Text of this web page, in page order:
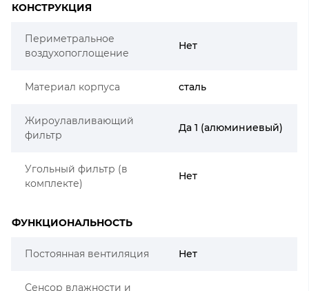
КОНСТРУКЦИЯ
Периметральное
воздухопоглощение
Нет
Материал корпуса сталь
Жироулавливающий
фильтр
Да 1 (алюминиевый)
Угольный фильтр (в
комплекте)
Нет
ФУНКЦИОНАЛЬНОСТЬ
Постоянная вентиляция Нет
Сенсор влажности и